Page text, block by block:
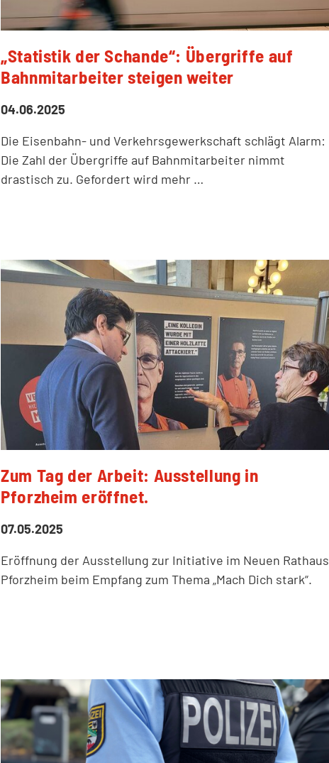
„Statistik der Schande“: Übergriffe auf
Bahnmitarbeiter steigen weiter
04.06.2025
Die Eisenbahn- und Verkehrsgewerkschaft schlägt Alarm:
Die Zahl der Übergriffe auf Bahnmitarbeiter nimmt
drastisch zu. Gefordert wird mehr …
Zum Tag der Arbeit: Ausstellung in
Pforzheim eröffnet.
07.05.2025
Eröffnung der Ausstellung zur Initiative im Neuen Rathaus
Pforzheim beim Empfang zum Thema „Mach Dich stark“.